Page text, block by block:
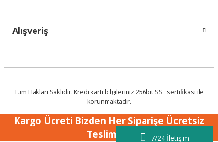
7/24 İletişim
Alışveriş
Tüm Hakları Saklıdır. Kredi kartı bilgileriniz 256bit SSL sertifikası ile
korunmaktadır.
Kargo Ücreti Bizden Her Siparişe Ücretsiz
Teslimat !